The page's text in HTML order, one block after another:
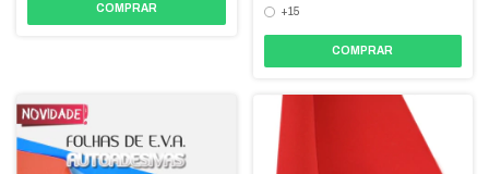
COMPRAR +15
COMPRAR